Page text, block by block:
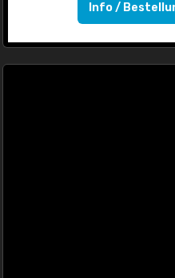
Info /